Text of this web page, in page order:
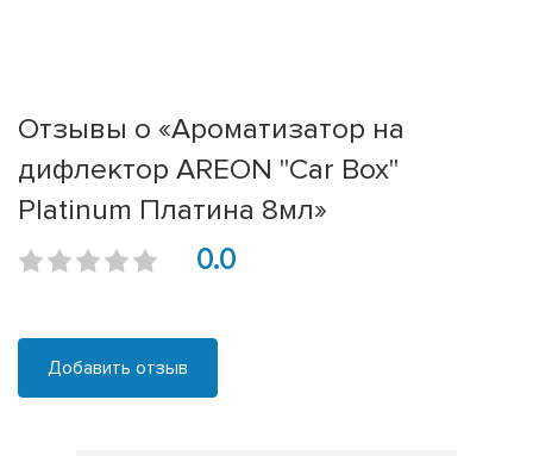
Отзывы о «Ароматизатор на
дифлектор AREON "Car Box"
Platinum Платина 8мл»
0.0
Добавить отзыв